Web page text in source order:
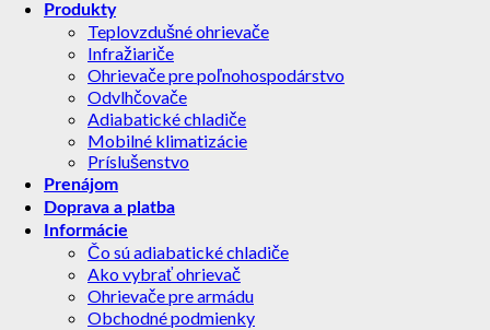
Produkty
Teplovzdušné ohrievače
Infražiariče
Ohrievače pre poľnohospodárstvo
Odvlhčovače
Adiabatické chladiče
Mobilné klimatizácie
Príslušenstvo
Prenájom
Doprava a platba
Informácie
Čo sú adiabatické chladiče
Ako vybrať ohrievač
Ohrievače pre armádu
Obchodné podmienky